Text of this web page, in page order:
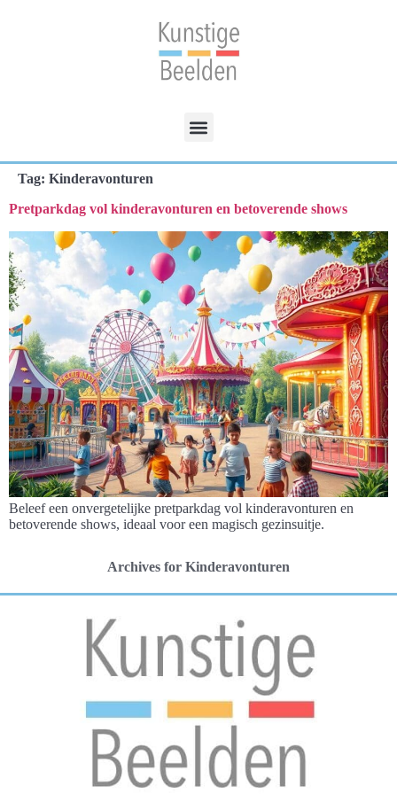
Tag: Kinderavonturen
Pretparkdag vol kinderavonturen en betoverende shows
Beleef een onvergetelijke pretparkdag vol kinderavonturen en
betoverende shows, ideaal voor een magisch gezinsuitje.
Archives for Kinderavonturen